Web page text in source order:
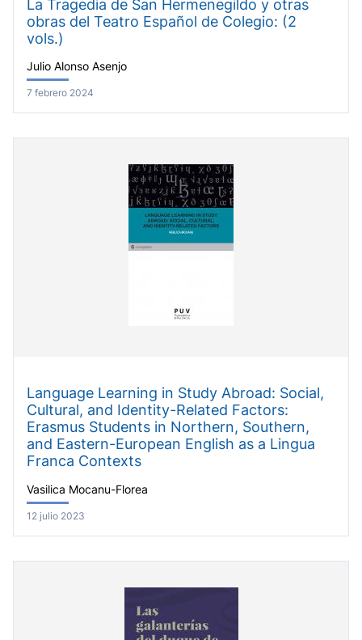
La Tragedia de San Hermenegildo y otras
obras del Teatro Español de Colegio: (2
vols.)
Julio Alonso Asenjo
7 febrero 2024
Language Learning in Study Abroad: Social,
Cultural, and Identity-Related Factors:
Erasmus Students in Northern, Southern,
and Eastern-European English as a Lingua
Franca Contexts
Vasilica Mocanu-Florea
12 julio 2023